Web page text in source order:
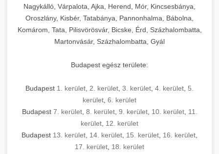
Nagykálló, Várpalota, Ajka, Herend, Mór, Kincsesbánya,
Oroszlány, Kisbér, Tatabánya, Pannonhalma, Bábolna,
Komárom, Tata, Pilisvörösvár, Bicske, Érd, Százhalombatta,
Martonvásár, Százhalombatta, Gyál
Budapest egész területe:
Budapest 1. kerület 2. kerület 3. kerület 4. kerület 5.
kerület 6. kerület
Budapest 7. kerület, 8. kerület, 9. kerület, 10. kerület, 11.
kerület 12. kerület
Budapest 13. kerület 14. kerület 15. kerület 16. kerület
17. kerület 18. kerület